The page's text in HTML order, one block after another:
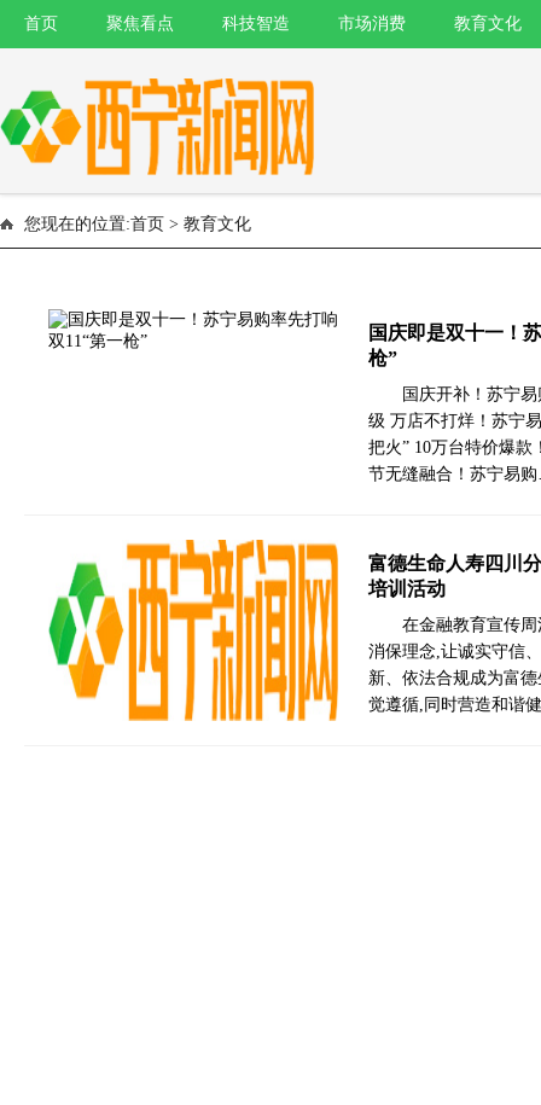
首页 聚焦看点 科技智造 市场消费 教育文化
您现在的位置:首页 > 教育文化
国庆即是双十一！
枪”
国庆开补！苏宁
级 万店不打烊！苏宁
把火” 10万台特价爆款
节无缝融合！苏宁易
富德生命人寿四川
培训活动
在金融教育宣传
消保理念,让诚实守信
新、依法合规成为富
觉遵循,同时营造和谐